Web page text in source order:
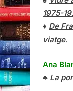
1975-
♦ De
viatge.
Ana
♣ La